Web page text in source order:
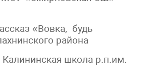
«Вовка, будь
района
школа р.п.им.